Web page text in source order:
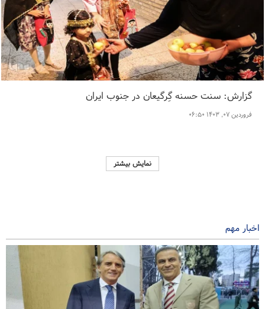
گزارش: سنت حسنه گِرگیعان در جنوب ایران
فروردین ۰۷, ۱۴۰۳ ۰۶:۵۰
نمایش بیشتر
اخبار مهم